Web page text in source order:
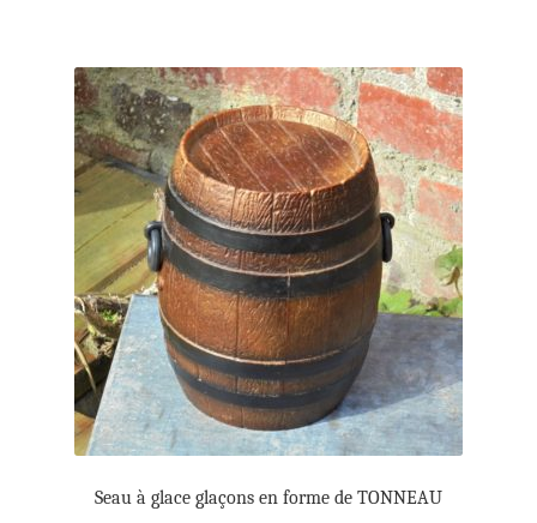
Seau à glace glaçons en forme de TONNEAU